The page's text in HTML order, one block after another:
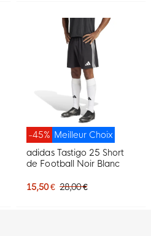
Meilleur Choix
-45%
adidas Tastigo 25 Short
de Football Noir Blanc
15,50 € 28,00 €